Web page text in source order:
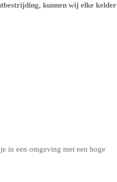
kunnen wij elke kelder
in een omgeving met een hoge